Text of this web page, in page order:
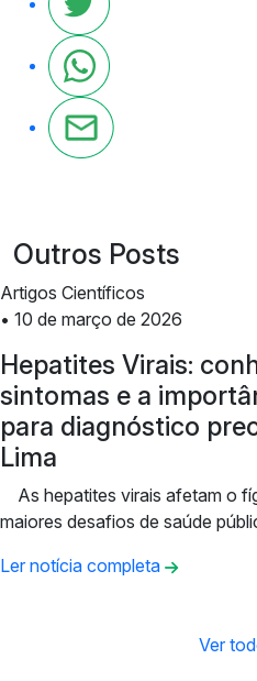
Outros Posts
Artigos Científicos
• 10 de março de 2026
Hepatites Virais:
sintomas e a
para diagnóstico
Lima
As hepatites virais afetam o
maiores desafios de saúde
Ler notícia completa
Ver